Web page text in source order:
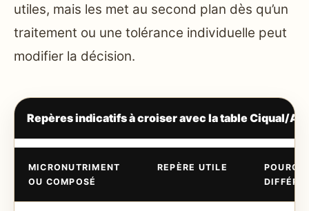
utiles, mais les met au second plan dès qu’un
traitement ou une tolérance individuelle peut
modifier la décision.
Repères indicatifs à croiser avec la table Ciqual/
MICRONUTRIMENT
OU COMPOSÉ
REPÈRE UTILE